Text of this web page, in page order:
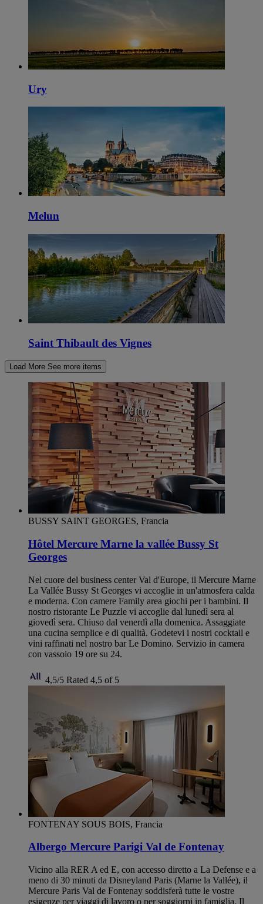
Ury
Melun
Saint Thibault des Vignes
Load More See more items
BUSSY SAINT GEORGES, Francia
Hôtel Mercure Marne la vallée Bussy St
Georges
Nel cuore del business center Val d'Europe, il Mercure Marne
La Vallée Bussy St Georges vi accoglie in un'atmosfera calda
e moderna. Con camere Family area giochi per i bambini. Il
nostro ristorante Le Puzzle vi accoglie dal lunedì sera al
giovedì sera. Chiuso dal venerdì alla domenica. Assaggiate
una cucina semplice e di qualità. Godetevi i nostri cocktail e
vini raffinati nel nostro bar Le Domino. Servizio in camera
con vassoio 19 ore su 24.
4,5/5 Rated 4,5 of 5
FONTENAY SOUS BOIS, Francia
Albergo Mercure Parigi Val de Fontenay
Vicino alla RER A ed E, con accesso diretto a La Defense e a
meno di 30 minuti da Disneyland Paris (Marne la Vallée), il
Mercure Paris Val de Fontenay soddisferà tutte le vostre
esigenze per viaggi di lavoro o per soggiorni in famiglia. Il